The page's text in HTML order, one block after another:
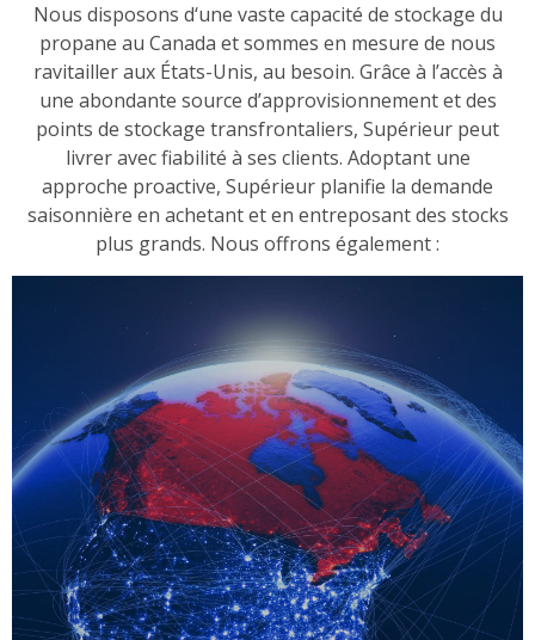
Nous disposons d‘une vaste capacité de stockage du
propane au Canada et sommes en mesure de nous
ravitailler aux États-Unis, au besoin. Grâce à l’accès à
une abondante source d’approvisionnement et des
points de stockage transfrontaliers, Supérieur peut
livrer avec fiabilité à ses clients. Adoptant une
approche proactive, Supérieur planifie la demande
saisonnière en achetant et en entreposant des stocks
plus grands. Nous offrons également :